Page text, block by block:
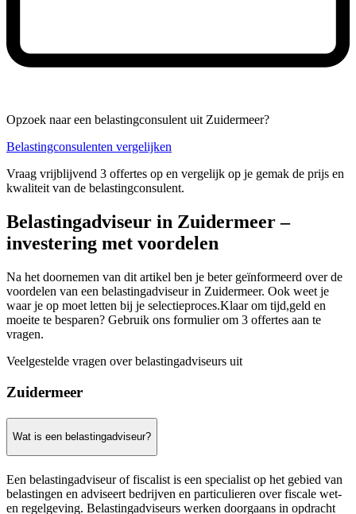
Opzoek naar een belastingconsulent uit Zuidermeer?
Belastingconsulenten vergelijken
Vraag vrijblijvend 3 offertes op en vergelijk op je gemak de prijs en
kwaliteit van de belastingconsulent.
Belastingadviseur in Zuidermeer –
investering met voordelen
Na het doornemen van dit artikel ben je beter geïnformeerd over de
voordelen van een belastingadviseur in Zuidermeer. Ook weet je
waar je op moet letten bij je selectieproces.Klaar om tijd,geld en
moeite te besparen? Gebruik ons formulier om 3 offertes aan te
vragen.
Veelgestelde vragen over belastingadviseurs uit
Zuidermeer
Wat is een belastingadviseur?
Een belastingadviseur of fiscalist is een specialist op het gebied van
belastingen en adviseert bedrijven en particulieren over fiscale wet-
en regelgeving. Belastingadviseurs werken doorgaans in opdracht